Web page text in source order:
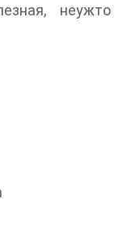
неужто